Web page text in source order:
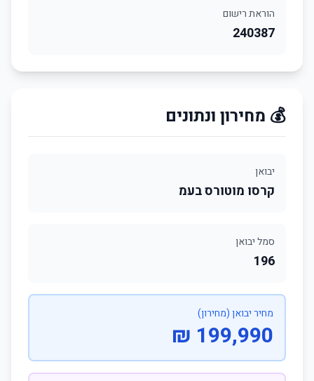
הוראת רישום
240387
💰 מחירון ונתונים
יבואן
קרסו מוטורס בעמ
סמל יבואן
196
מחיר יבואן (מחירון)
199,990 ₪